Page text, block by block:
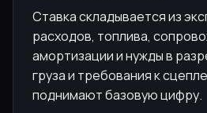
Ставка складывается из
расходов, топлива,
амортизации и нужды в
груза и требования к
поднимают базовую цифру.